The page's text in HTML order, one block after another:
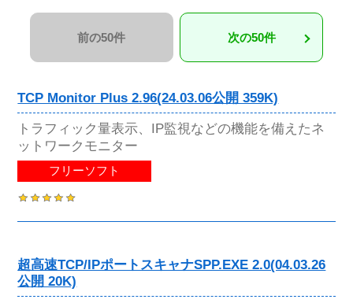
前の50件 次の50件
TCP Monitor Plus 2.96(24.03.06公開 359K)
トラフィック量表示、IP監視などの機能を備えたネ
ットワークモニター
フリーソフト
超高速TCP/IPポートスキャナSPP.EXE 2.0(04.03.26
公開 20K)